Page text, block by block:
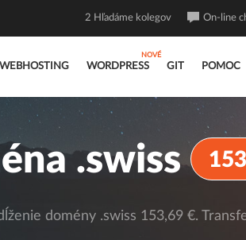
WEBHOSTING WORDPRESS GIT POMOC
2 Hľadáme kolegov On-line
.swiss
domény .swiss 153,69 €.